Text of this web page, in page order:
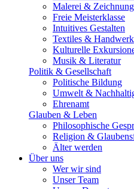
Malerei & Zeichnung
Freie Meisterklasse
Intuitives Gestalten
Textiles & Handwerk
Kulturelle
Musik & Literatur
Politik & Gesellschaft
Politische Bildung
Umwelt &
Ehrenamt
Glauben & Leben
Philosophische
Religion &
Älter werden
Über uns
Wer wir sind
Unser Team